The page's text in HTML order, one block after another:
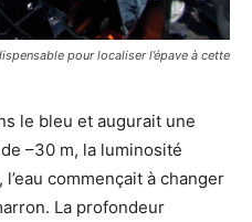
pour localiser l’épave à cette
le bleu et augurait une
–30 m, la luminosité
commençait à changer
La profondeur